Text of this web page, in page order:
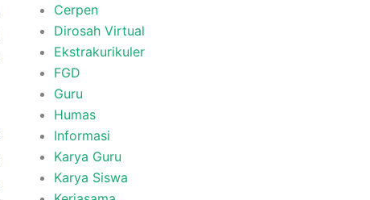
Cerpen
Dirosah Virtual
Ekstrakurikuler
FGD
Guru
Humas
Informasi
Karya Guru
Karya Siswa